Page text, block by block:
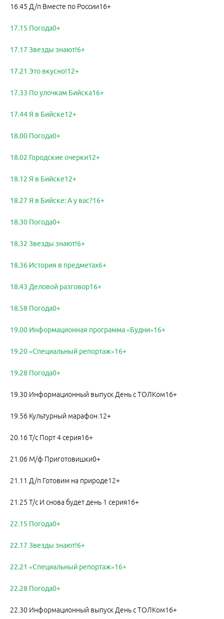
16.45 Д/п Вместе по России16+
17.15 Погода0+
17.17 Звезды знают!6+
17.21 Это вкусно!12+
17.33 По улочкам Бийска16+
17.44 Я в Бийске12+
18.00 Погода0+
18.02 Городские очерки12+
18.12 Я в Бийске12+
18.27 Я в Бийске: А у вас?16+
18.30 Погода0+
18.32 Звезды знают!6+
18.36 История в предметах6+
18.43 Деловой разговор16+
18.58 Погода0+
19.00 Информационная программа «Будни»16+
19.20 «Специальный репортаж»16+
19.28 Погода0+
19.30 Информационный выпуск День с ТОЛКом16+
19.56 Культурный марафон.12+
20.16 Т/с Порт 4 серия16+
21.06 М/ф Приготовишки0+
21.11 Д/п Готовим на природе12+
21.25 Т/с И снова будет день 1 серия16+
22.15 Погода0+
22.17 Звезды знают!6+
22.21 «Специальный репортаж»16+
22.28 Погода0+
22.30 Информационный выпуск День с ТОЛКом16+